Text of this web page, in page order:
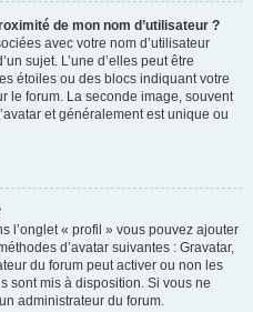
de mon nom d’utilisateur ?
avec votre nom d’utilisateur
sujet. L’une d’elles peut être
étoiles ou des blocs indiquant votre
le forum. La seconde image, souvent
et généralement est unique ou
l’onglet « profil » vous pouvez ajouter
d’avatar suivantes : Gravatar,
du forum peut activer ou non les
sont mis à disposition. Si vous ne
administrateur du forum.